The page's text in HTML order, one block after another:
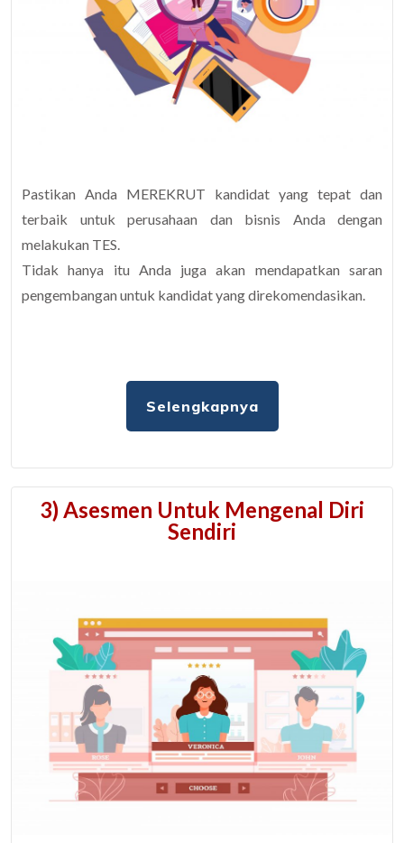
Pastikan Anda MEREKRUT kandidat yang tepat dan
terbaik untuk perusahaan dan bisnis Anda dengan
melakukan TES.
Tidak hanya itu Anda juga akan mendapatkan saran
pengembangan untuk kandidat yang direkomendasikan.
Selengkapnya
3) Asesmen Untuk Mengenal Diri
Sendiri